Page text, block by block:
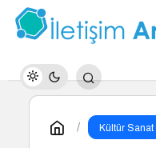
Kültür Sanat